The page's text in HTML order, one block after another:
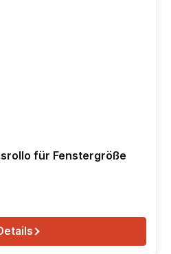
für Fenstergröße